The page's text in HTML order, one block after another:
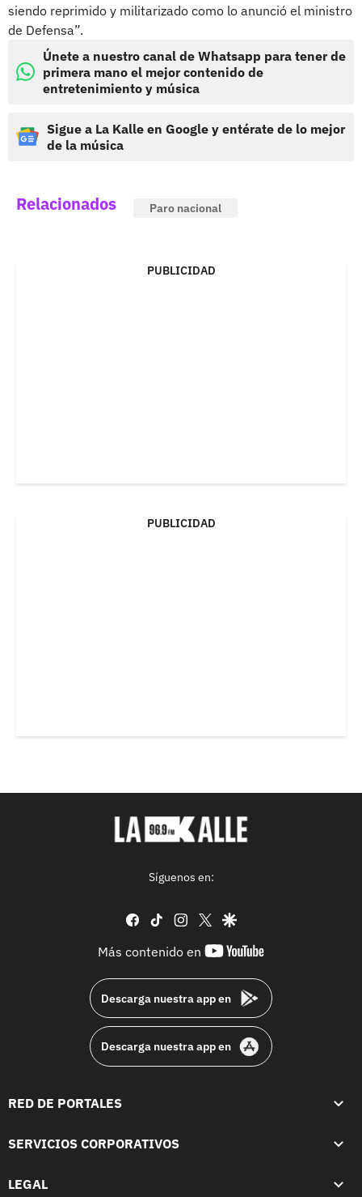
siendo reprimido y militarizado como lo anunció el ministro
de Defensa”.
Únete a nuestro canal de Whatsapp para tener de
primera mano el mejor contenido de
entretenimiento y música
Sigue a La Kalle en Google y entérate de lo mejor
de la música
Relacionados Paro nacional
PUBLICIDAD
PUBLICIDAD
Síguenos en:
facebook
tiktok instagram
twittergoogle
Más contenido en
youtube-
Descarga nuestra app en
Descarga nuestra app en
RED DE PORTALES
SERVICIOS CORPORATIVOS
LEGAL